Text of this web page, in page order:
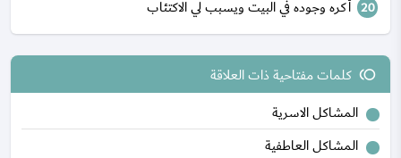
أكره وجوده في البيت ويسبب لي الاكتئاب
toll كلمات مفتاحية ذات العلاقة
المشاكل الاسرية
المشاكل العاطفية